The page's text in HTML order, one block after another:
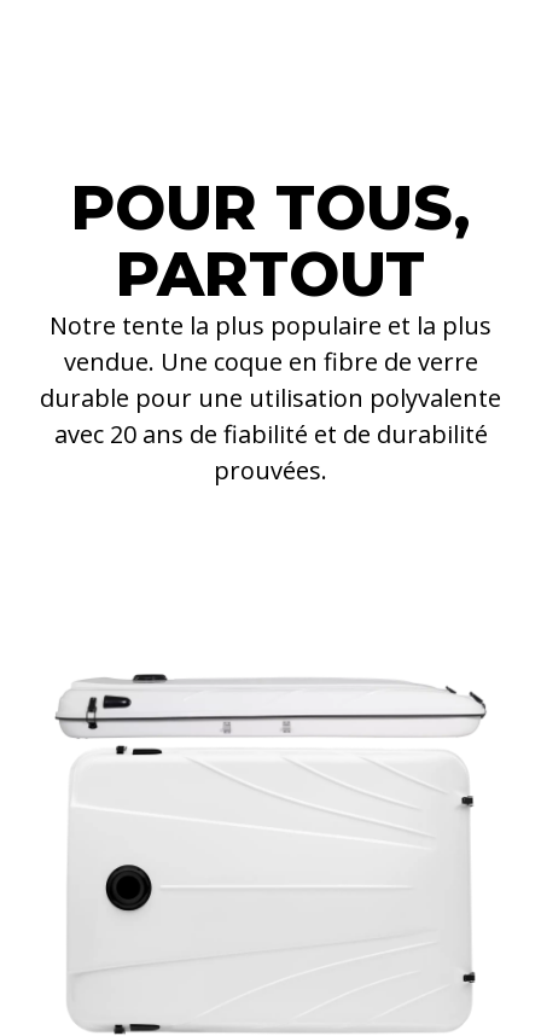
POUR TOUS,
PARTOUT
Notre tente la plus populaire et la plus
vendue. Une coque en fibre de verre
durable pour une utilisation polyvalente
avec 20 ans de fiabilité et de durabilité
prouvées.